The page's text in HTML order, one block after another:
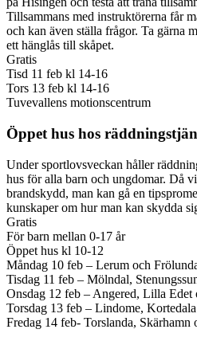
Tillsammans med instruktörerna får
och kan även ställa frågor. Ta gärna
ett hänglås till skåpet.
Gratis
Tisd 11 feb kl 14-16
Tors 13 feb kl 14-16
Tuvevallens motionscentrum
Öppet hus hos
Under sportlovsveckan håller
hus för alla barn och ungdomar. Då
brandskydd, man kan gå en
kunskaper om hur man kan skydda
Gratis
För barn mellan 0-17 år
Öppet hus kl 10-12
Måndag 10 feb – Lerum och
Tisdag 11 feb – Mölndal,
Onsdag 12 feb – Angered, Lilla Edet
Torsdag 13 feb – Lindome, Kortedala
Fredag 14 feb- Torslanda, Skärhamn